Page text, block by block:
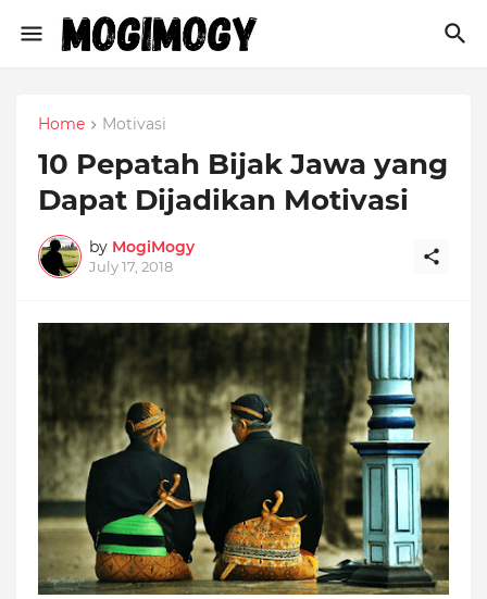
Home Motivasi
10 Pepatah Bijak Jawa yang
Dapat Dijadikan Motivasi
by MogiMogy
July 17, 2018